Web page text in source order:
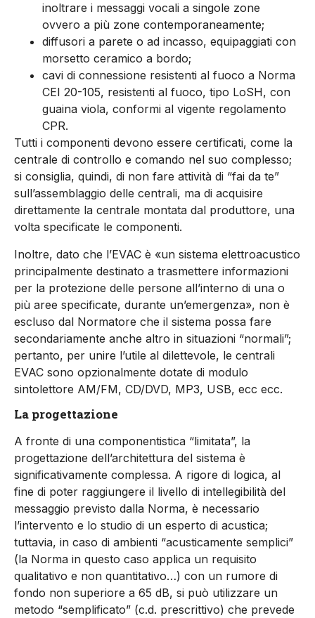
inoltrare i messaggi vocali a singole zone
ovvero a più zone contemporaneamente;
diffusori a parete o ad incasso, equipaggiati con
morsetto ceramico a bordo;
cavi di connessione resistenti al fuoco a Norma
CEI 20-105, resistenti al fuoco, tipo LoSH, con
guaina viola, conformi al vigente regolamento
CPR.
Tutti i componenti devono essere certificati, come la
centrale di controllo e comando nel suo complesso;
si consiglia, quindi, di non fare attività di “fai da te”
sull’assemblaggio delle centrali, ma di acquisire
direttamente la centrale montata dal produttore, una
volta specificate le componenti.
Inoltre, dato che l’EVAC è «un sistema elettroacustico
principalmente destinato a trasmettere informazioni
per la protezione delle persone all’interno di una o
più aree specificate, durante un’emergenza», non è
escluso dal Normatore che il sistema possa fare
secondariamente anche altro in situazioni “normali”;
pertanto, per unire l’utile al dilettevole, le centrali
EVAC sono opzionalmente dotate di modulo
sintolettore AM/FM, CD/DVD, MP3, USB, ecc ecc.
La progettazione
A fronte di una componentistica “limitata”, la
progettazione dell’architettura del sistema è
significativamente complessa. A rigore di logica, al
fine di poter raggiungere il livello di intellegibilità del
messaggio previsto dalla Norma, è necessario
l’intervento e lo studio di un esperto di acustica;
tuttavia, in caso di ambienti “acusticamente semplici”
(la Norma in questo caso applica un requisito
qualitativo e non quantitativo…) con un rumore di
fondo non superiore a 65 dB, si può utilizzare un
metodo “semplificato” (c.d. prescrittivo) che prevede